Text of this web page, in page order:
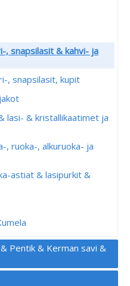
, snapsilasit & kahvi- ja
, snapsilasit, kupit
lasi- & kristallikaatimet ja
, ruoka-, alkuruoka- ja
astiat & lasipurkit &
Pentik & Kerman savi &